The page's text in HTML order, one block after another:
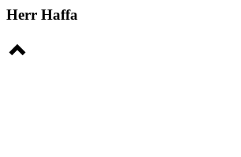
Herr Haffa